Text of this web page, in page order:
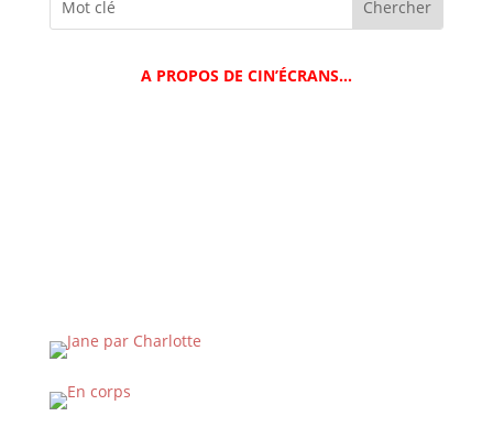
A PROPOS DE CIN’ÉCRANS…